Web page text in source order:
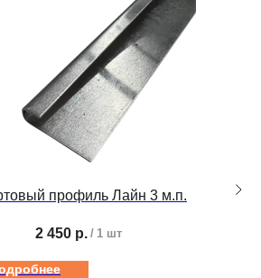
профиль Лайн 3 м.п.
2 450 р. / 1 шт